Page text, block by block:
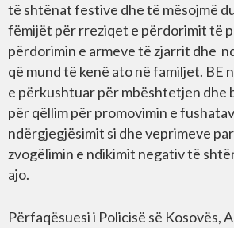
të shtënat festive dhe të mësojmë
fëmijët për rreziqet e përdorimit të
përdorimin e armeve të zjarrit dhe
që mund të kenë ato në familjet. BE
e përkushtuar për mbështetjen dhe
për qëllim për promovimin e
ndërgjegjësimit si dhe veprimeve
zvogëlimin e ndikimit negativ të
ajo.
Përfaqësuesi i Policisë së Kosovës,